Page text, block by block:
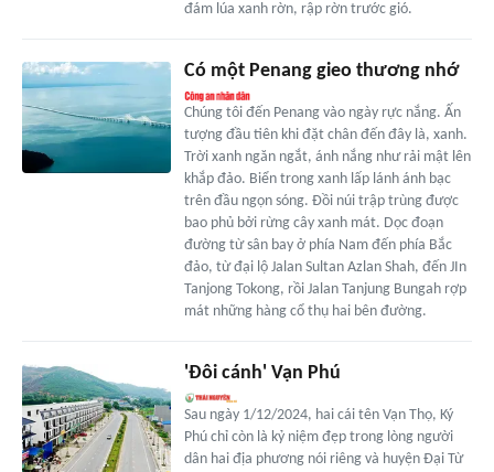
đám lúa xanh rờn, rập rờn trước gió.
Có một Penang gieo thương nhớ
Chúng tôi đến Penang vào ngày rực nắng. Ấn
tượng đầu tiên khi đặt chân đến đây là, xanh.
Trời xanh ngăn ngắt, ánh nắng như rải mật lên
khắp đảo. Biển trong xanh lấp lánh ánh bạc
trên đầu ngọn sóng. Đồi núi trập trùng được
bao phủ bởi rừng cây xanh mát. Dọc đoạn
đường từ sân bay ở phía Nam đến phía Bắc
đảo, từ đại lộ Jalan Sultan Azlan Shah, đến JIn
Tanjong Tokong, rồi Jalan Tanjung Bungah rợp
mát những hàng cổ thụ hai bên đường.
'Đôi cánh' Vạn Phú
Sau ngày 1/12/2024, hai cái tên Vạn Thọ, Ký
Phú chỉ còn là kỷ niệm đẹp trong lòng người
dân hai địa phương nói riêng và huyện Đại Từ